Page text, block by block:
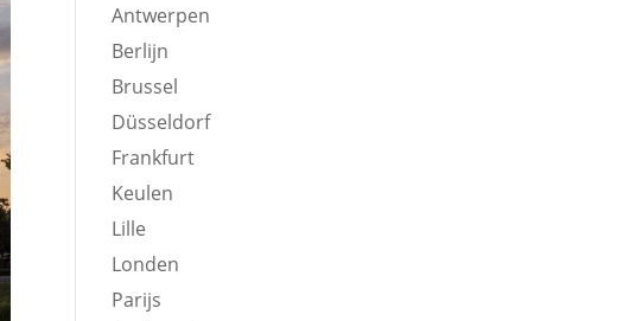
Antwerpen
Berlijn
Brussel
Düsseldorf
Frankfurt
Keulen
Lille
Londen
Parijs